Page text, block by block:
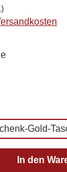
Gold-
den
In den